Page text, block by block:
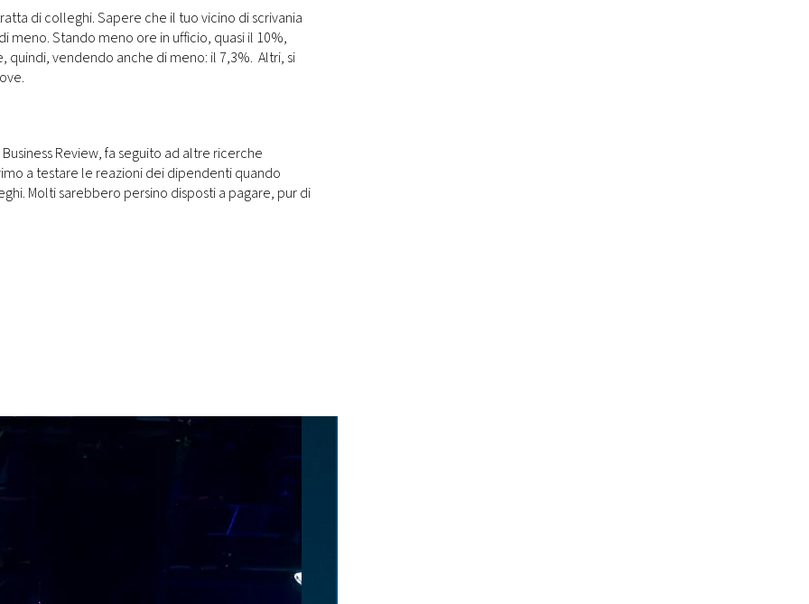
di colleghi. Sapere che il tuo vicino di scrivania
meno. Stando meno ore in ufficio, quasi il 10%,
quindi, vendendo anche di meno: il 7,3%. Altri, si
Review, fa seguito ad altre ricerche
a testare le reazioni dei dipendenti quando
Molti sarebbero persino disposti a pagare, pur di